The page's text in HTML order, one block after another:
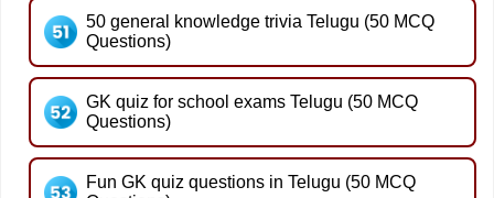
50 general knowledge trivia Telugu (50 MCQ
Questions)
GK quiz for school exams Telugu (50 MCQ
Questions)
Fun GK quiz questions in Telugu (50 MCQ